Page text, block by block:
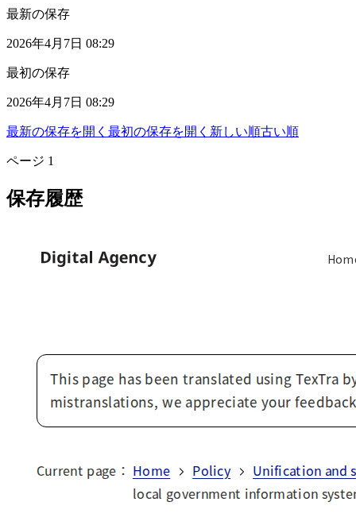
最新の保存
2026年4月7日 08:29
最初の保存
2026年4月7日 08:29
最新の保存を開く 最初の保存を開く 新しい順古い順
ページ 1
保存履歴